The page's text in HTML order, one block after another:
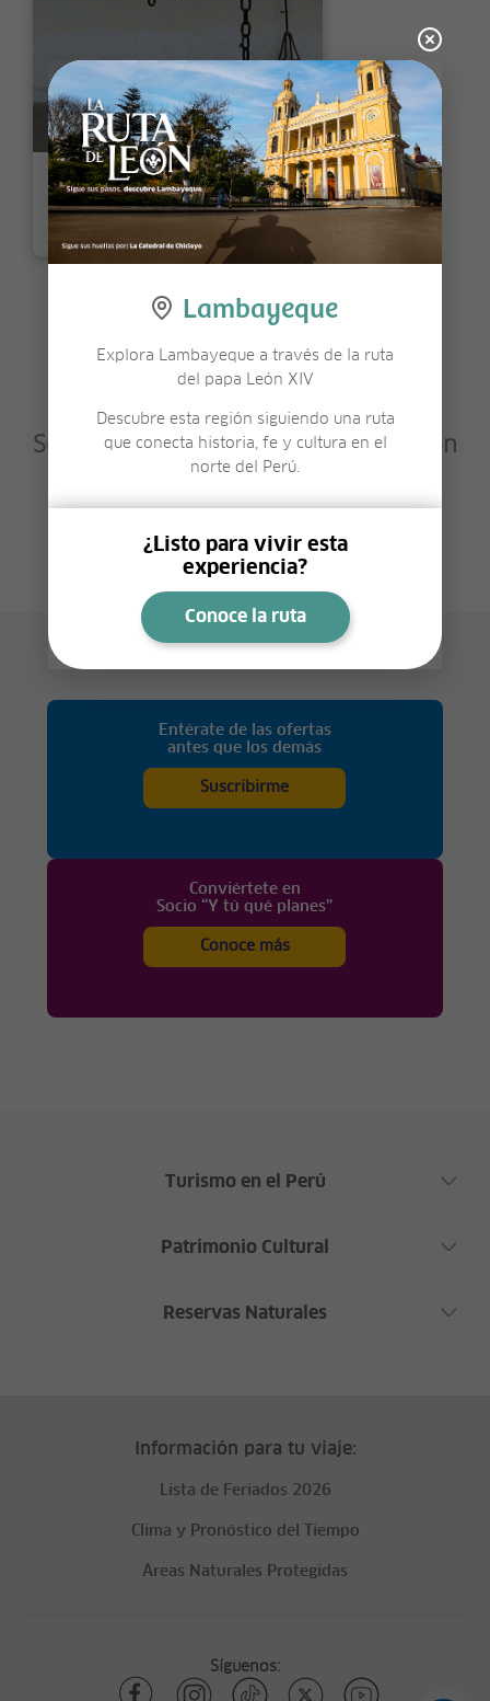
Museo Afro Peruano
Sé el primero en compartir tu opinión
sobre este lugar.
Deja tu opinión
Lambayeque
Explora Lambayeque a través de la ruta
del papa León XIV
Descubre esta región siguiendo una ruta
que conecta historia, fe y cultura en el
norte del Perú.
¿Listo para vivir esta
experiencia?
Conoce la ruta
Entérate de las ofertas
antes que los demás
Suscribirme
Conviértete en
Socio “Y tú qué planes”
Conoce más
Turismo en el Perú
Patrimonio Cultural
Reservas Naturales
Información para tu viaje:
Lista de Feriados 2026
Clima y Pronóstico del Tiempo
Áreas Naturales Protegidas
Síguenos: